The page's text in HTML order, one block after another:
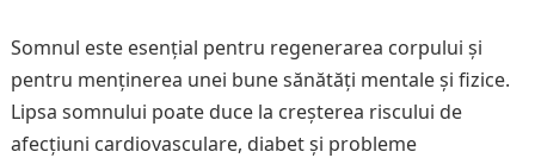
Somnul este esențial pentru regenerarea corpului și
pentru menținerea unei bune sănătăți mentale și fizice.
Lipsa somnului poate duce la creșterea riscului de
afecțiuni cardiovasculare, diabet și probleme